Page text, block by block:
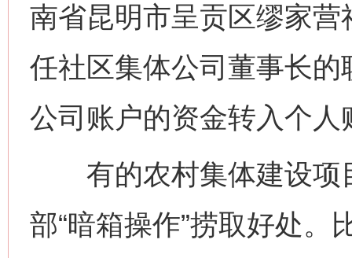
南省昆明市呈贡区缪家
任社区集体公司董事长
公司账户的资金转入个人
有的农村集体建设项
部“暗箱操作”捞取好处。